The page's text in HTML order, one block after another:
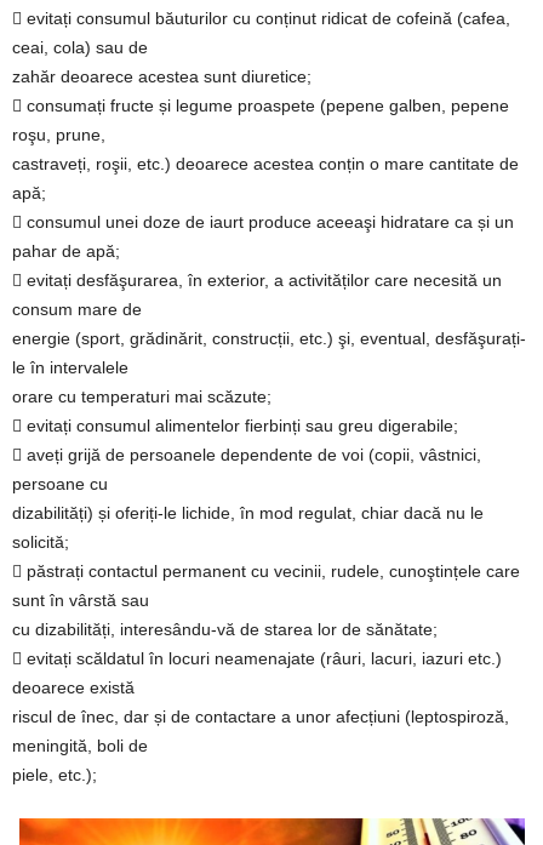
 evitați consumul băuturilor cu conținut ridicat de cofeină (cafea,
ceai, cola) sau de
zahăr deoarece acestea sunt diuretice;
 consumați fructe și legume proaspete (pepene galben, pepene
roşu, prune,
castraveți, roşii, etc.) deoarece acestea conțin o mare cantitate de
apă;
 consumul unei doze de iaurt produce aceeaşi hidratare ca și un
pahar de apă;
 evitați desfăşurarea, în exterior, a activităților care necesită un
consum mare de
energie (sport, grădinărit, construcții, etc.) şi, eventual, desfăşurați-
le în intervalele
orare cu temperaturi mai scăzute;
 evitați consumul alimentelor fierbinți sau greu digerabile;
 aveți grijă de persoanele dependente de voi (copii, vâstnici,
persoane cu
dizabilități) și oferiți-le lichide, în mod regulat, chiar dacă nu le
solicită;
 păstrați contactul permanent cu vecinii, rudele, cunoştințele care
sunt în vârstă sau
cu dizabilități, interesându-vă de starea lor de sănătate;
 evitați scăldatul în locuri neamenajate (râuri, lacuri, iazuri etc.)
deoarece există
riscul de înec, dar și de contactare a unor afecțiuni (leptospiroză,
meningită, boli de
piele, etc.);